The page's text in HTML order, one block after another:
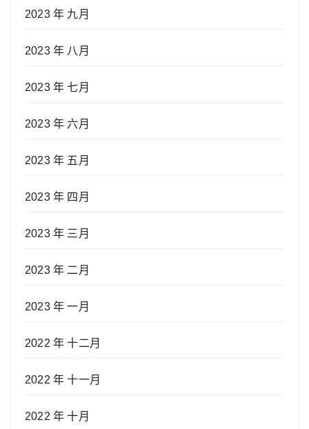
2023 年 九月
2023 年 八月
2023 年 七月
2023 年 六月
2023 年 五月
2023 年 四月
2023 年 三月
2023 年 二月
2023 年 一月
2022 年 十二月
2022 年 十一月
2022 年 十月